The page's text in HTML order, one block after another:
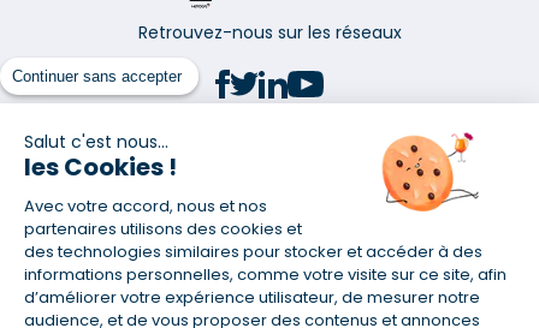
Continuer sans accepter
Salut c'est nous...
les Cookies !
Avec votre accord, nous et nos
partenaires utilisons des cookies et
des technologies similaires pour stocker et accéder à des
informations personnelles, comme votre visite sur ce site, afin
d’améliorer votre expérience utilisateur, de mesurer notre
audience, et de vous proposer des contenus et annonces
Retrouvez-nous sur les réseaux
(1) Taux fixe national hors assurance et selon votre profil
(2) Économie de 65 % pour l'assurance d'un prêt amortissable de 330
457,23 € à 0,90 % sur 19,5 ans, accordé à un salarié non cadre assuré à
100 % (décès, PTIA, IPP, ITT, IPP) âgé de 36 ans fumeur et une personne
salariée non cadre assurée à 100 % (décès, PTIA, IPP, ITT, IPP) âgée de 35
ans et non-fumeur, tous deux sans risque médical connu. Au
14/07/2019, coût de l'assurance proposée par la banque 179,08 €/mois